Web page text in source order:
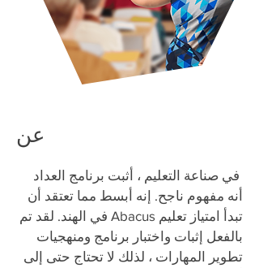
عن
في صناعة التعليم ، أثبت برنامج العداد
أنه مفهوم ناجح. إنه أبسط مما تعتقد أن
تبدأ امتياز تعليم Abacus في الهند. لقد تم
بالفعل إثبات واختبار برنامج ومنهجيات
تطوير المهارات ، لذلك لا تحتاج حتى إلى